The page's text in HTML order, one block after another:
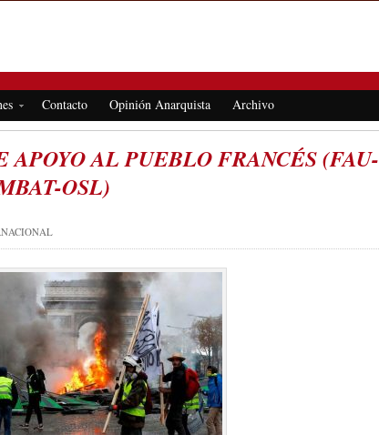
Contacto Opinión Anarquista Archivo
APOYO AL PUEBLO FRANCÉS (FAU-
OSL)